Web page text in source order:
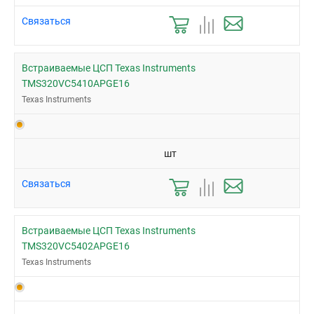
Связаться
Встраиваемые ЦСП Texas Instruments
TMS320VC5410APGE16
Texas Instruments
шт
Связаться
Встраиваемые ЦСП Texas Instruments
TMS320VC5402APGE16
Texas Instruments